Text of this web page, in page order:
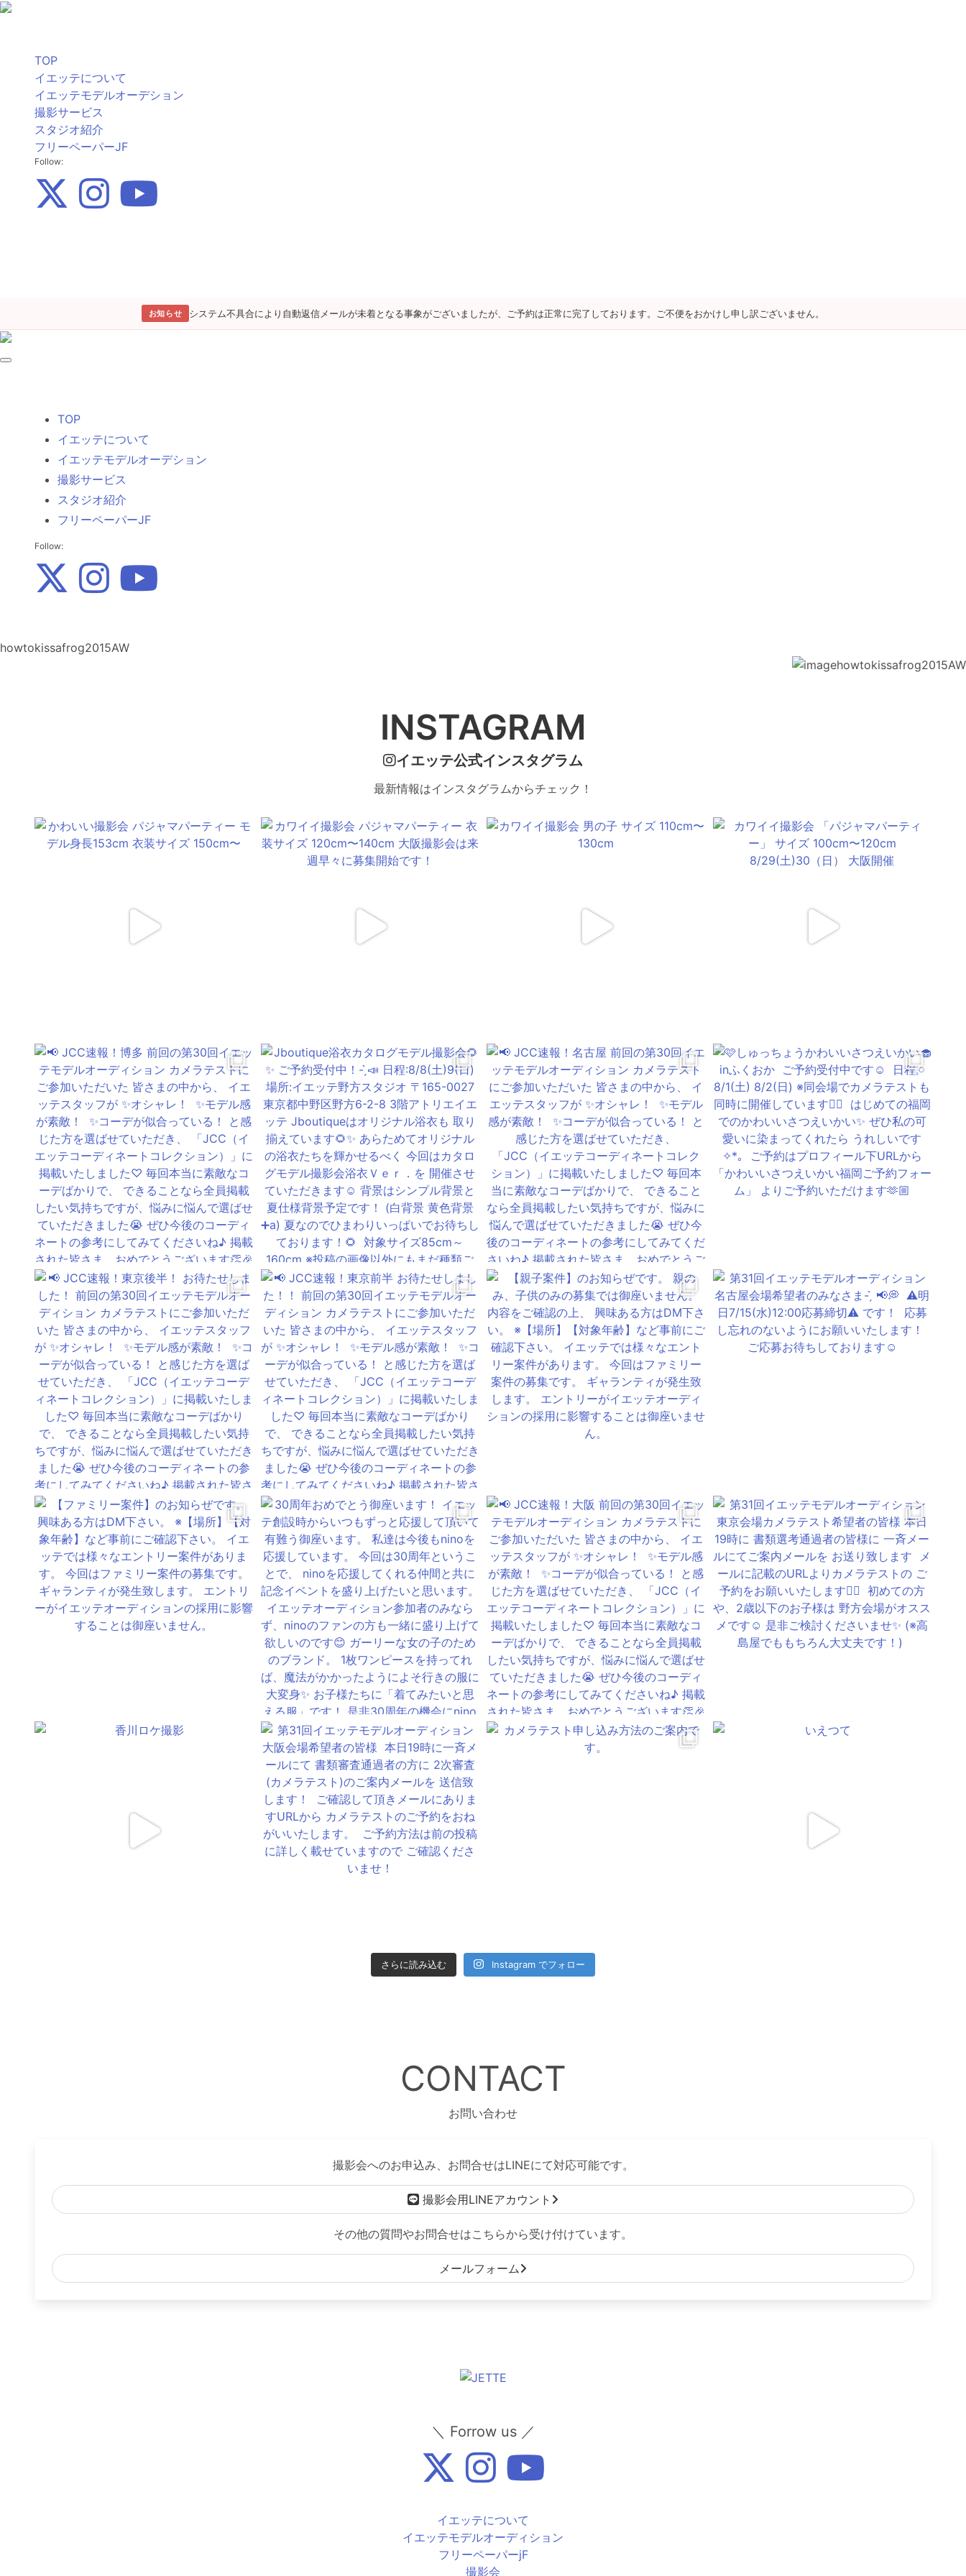
TOP
イエッテについて
イエッテモデルオーデション
撮影サービス
スタジオ紹介
フリーペーパーJF
Follow:
お知らせ システム不具合により自動返信メールが未着となる事象がございましたが、ご予約は正常に完了しております。ご不便をおかけし申し訳ございません。
TOP
イエッテについて
イエッテモデルオーデション
撮影サービス
スタジオ紹介
フリーペーパーJF
Follow:
howtokissafrog2015AW
howtokissafrog2015AW
INSTAGRAM
イエッテ公式インスタグラム
最新情報はインスタグラムからチェック！
さらに読み込む Instagram でフォロー
CONTACT
お問い合わせ
撮影会へのお申込み、お問合せはLINEにて対応可能です。
撮影会用LINEアカウント
その他の質問やお問合せはこちらから受け付けています。
メールフォーム
＼ Forrow us ／
イエッテについて
イエッテモデルオーディション
フリーペーパーjF
撮影会